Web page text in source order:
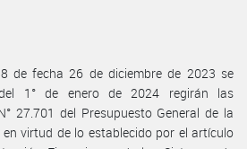
de fecha 26 de diciembre de 2023 se
1° de enero de 2024 regirán las
27.701 del Presupuesto General de la
virtud de lo establecido por el artículo